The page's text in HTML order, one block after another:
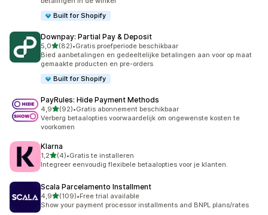
Built for Shopify
Downpay: Partial Pay & Deposit
5,0van 5 sterren
(82)
82 recensies in totaal
•Gratis proefperiode beschikbaar
Bied aanbetalingen en gedeeltelijke betalingen aan voor op maat
gemaakte producten en pre-orders
Built for Shopify
PayRules: Hide Payment Methods
4,9van 5 sterren
(92)
92 recensies in totaal
•Gratis abonnement beschikbaar
Verberg betaalopties voorwaardelijk om ongewenste kosten te
voorkomen
Klarna
1,2van 5 sterren
(4)
4 recensies in totaal
•Gratis te installeren
Integreer eenvoudig flexibele betaalopties voor je klanten.
Scala Parcelamento Installment
4,9van 5 sterren
(109)
109 recensies in totaal
•Free trial available
Show your payment processor installments and BNPL plans/rates